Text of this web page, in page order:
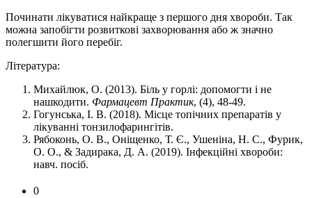
Починати лікуватися найкраще з першого дня хвороби. Так
можна запобігти розвиткові захворювання або ж значно
полегшити його перебіг.
Література:
Михайлюк, О. (2013). Біль у горлі: допомогти і не
нашкодити. Фармацевт Практик, (4), 48-49.
Гогунська, І. В. (2018). Місце топічних препаратів у
лікуванні тонзилофарингітів.
Рябоконь, О. В., Оніщенко, Т. Є., Ушеніна, Н. С., Фурик,
О. О., & Задирака, Д. А. (2019). Інфекційні хвороби:
навч. посіб.
0